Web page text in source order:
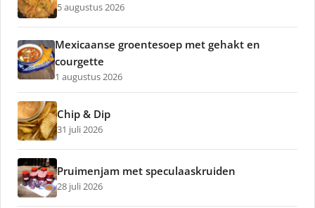
5 augustus 2026
Mexicaanse groentesoep met gehakt en
courgette
1 augustus 2026
Chip & Dip
31 juli 2026
Pruimenjam met speculaaskruiden
28 juli 2026